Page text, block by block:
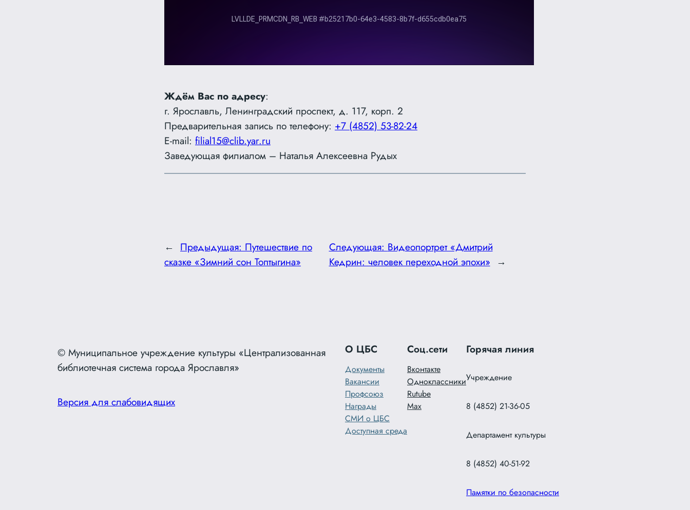
Ждём Вас по адресу:
г. Ярославль, Ленинградский проспект, д. 117, корп. 2
Предварительная запись по телефону: +7 (4852) 53-82-24
E-mail: filial15@clib.yar.ru
Заведующая филиалом – Наталья Алексеевна Рудых
← Предыдущая: Путешествие по
сказке «Зимний сон Топтыгина»
Следующая: Видеопортрет «Дмитрий
Кедрин: человек переходной эпохи» →
© Муниципальное учреждение культуры «Централизованная
библиотечная система города Ярославля»
Версия для слабовидящих
О ЦБС
Документы
Вакансии
Профсоюз
Награды
СМИ о ЦБС
Доступная среда
Соц.сети
Вконтакте
Одноклассники
Rutube
Max
Горячая линия
Учреждение
8 (4852) 21-36-05
Департамент культуры
8 (4852) 40-51-92
Памятки по безопасности